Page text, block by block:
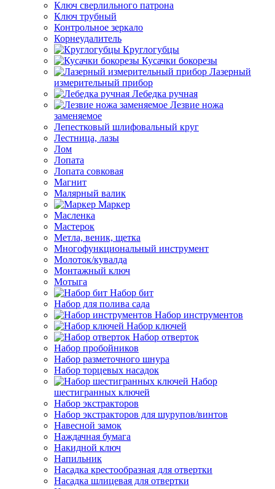
Ключ сверлильного патрона
Ключ трубный
Контрольное зеркало
Корнеудалитель
Круглогубцы
Кусачки бокорезы
Лазерный
измерительный прибор
Лебедка ручная
Лезвие ножа
заменяемое
Лепестковый шлифовальный круг
Лестница, лазы
Лом
Лопата
Лопата совковая
Магнит
Малярный валик
Маркер
Масленка
Мастерок
Метла, веник, щетка
Многофункциональный инструмент
Молоток/кувалда
Монтажный ключ
Мотыга
Набор бит
Набор для полива сада
Набор инструментов
Набор ключей
Набор отверток
Набор пробойников
Набор разметочного шнура
Набор торцевых насадок
Набор
шестигранных ключей
Набор экстракторов
Набор экстракторов для шурупов/винтов
Навесной замок
Наждачная бумага
Накидной ключ
Напильник
Насадка крестообразная для отвертки
Насадка шлицевая для отвертки